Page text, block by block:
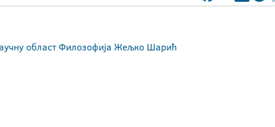
област Филозофија Жељко Шарић